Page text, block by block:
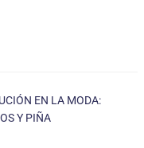
EN LA MODA:
Y PIÑA